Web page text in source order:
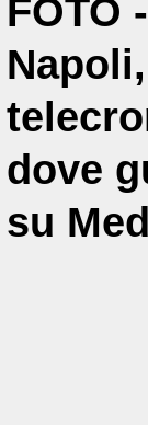
FOTO
dove
su